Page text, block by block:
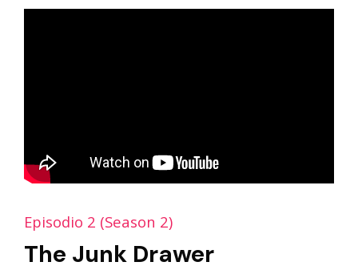
Episodio 2 (Season 2)
The Junk Drawer